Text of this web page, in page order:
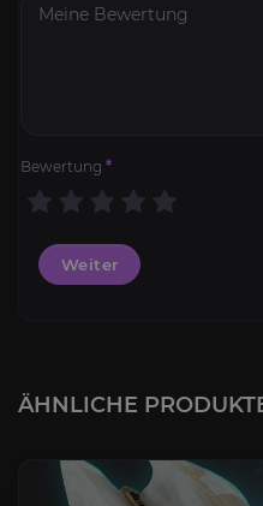
Bewertung *
Weiter
ÄHNLICHE